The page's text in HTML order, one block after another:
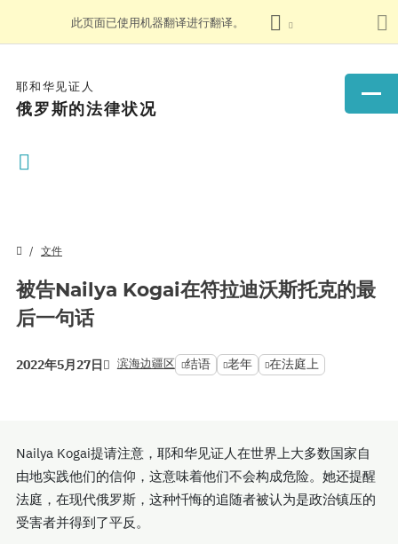
此页面已使用机器翻译进行翻译。
耶和华见证人
俄罗斯的法律状况
文件
被告Nailya Kogai在符拉迪沃斯托克的最
后一句话
2022年5月27日 滨海边疆区 结语 老年 在法庭上
Nailya Kogai提请注意，耶和华见证人在世界上大多数国家自
由地实践他们的信仰，这意味着他们不会构成危险。她还提醒
法庭，在现代俄罗斯，这种忏悔的追随者被认为是政治镇压的
受害者并得到了平反。